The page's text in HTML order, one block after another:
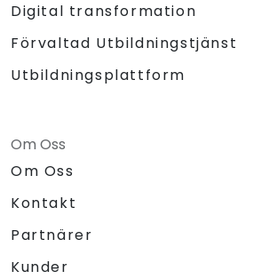
Digital transformation
Förvaltad Utbildningstjänst
Utbildningsplattform
Om Oss
Om Oss
Kontakt
Partnärer
Kunder